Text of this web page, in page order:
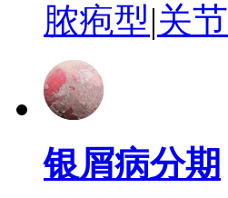
脓疱型|关
银屑病分期